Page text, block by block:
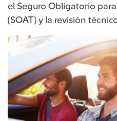
el Seguro Obligatorio
(SOAT) y la revisión